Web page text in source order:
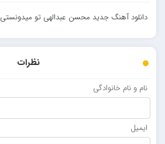
دانلود آهنگ جدید محسن عبدالهی تو میدونستی
نظرات
نام و نام خانوادگی
ایمیل